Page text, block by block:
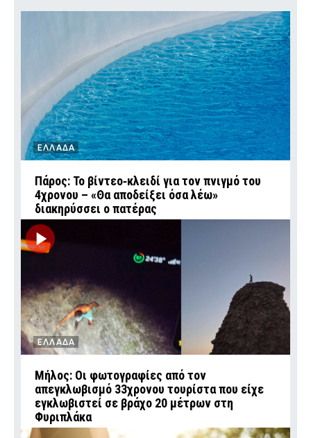
ΕΛΛΑΔΑ
Πάρος: Το βίντεο‑κλειδί για τον πνιγμό του
4χρονου – «Θα αποδείξει όσα λέω»
διακηρύσσει ο πατέρας
ΕΛΛΑΔΑ
Μήλος: Οι φωτογραφίες από τον
απεγκλωβισμό 33χρονου τουρίστα που είχε
εγκλωβιστεί σε βράχο 20 μέτρων στη
Φυριπλάκα